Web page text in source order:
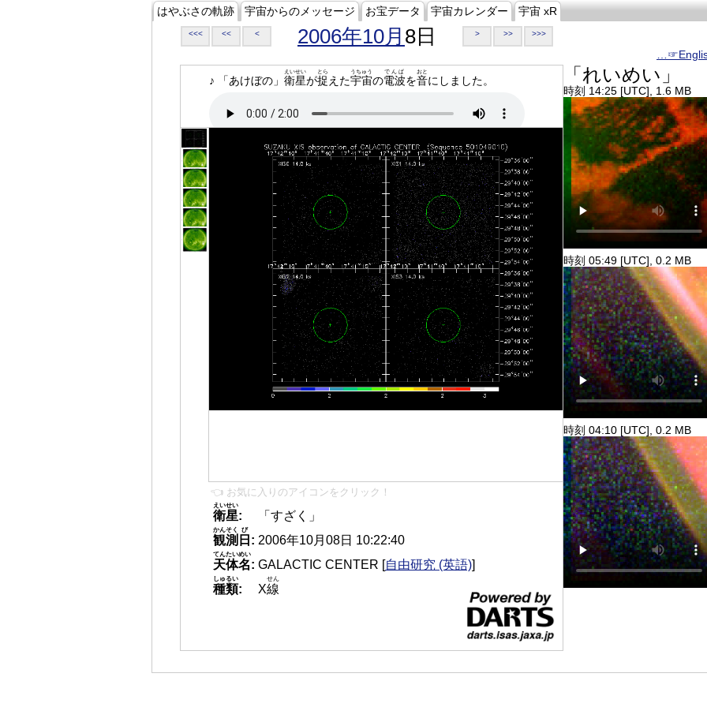
はやぶさの軌跡 宇宙からのメッセージ お宝データ 宇宙カレンダー 宇宙 xR
<<< << < 2006年10月 8日 > >> >>>
♪ 「あけぼの」 衛星
えいせい
が捉
とら
えた宇宙
うちゅう
の電波
でんぱ
を音
おと
にしました。
👈 お気に入りのアイコンをクリック！
衛星
えいせい
:
「すざく」
観測
かんそく
日
び
: 2006年10月08日 10:22:40
天体名
てんたいめい
: GALACTIC CENTER [自由研究 (英語)]
種類
しゅるい
: X線
せん
「れいめい」
時刻 14:25 [UTC], 1.6 MB
時刻 05:49 [UTC], 0.2 MB
時刻 04:10 [UTC], 0.2 MB